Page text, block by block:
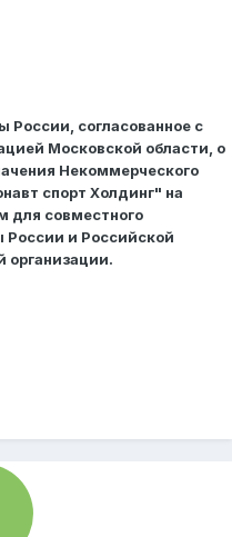
согласованное с
Московской области, о
Некоммерческого
спорт Холдинг" на
для совместного
России и Российской
организации.